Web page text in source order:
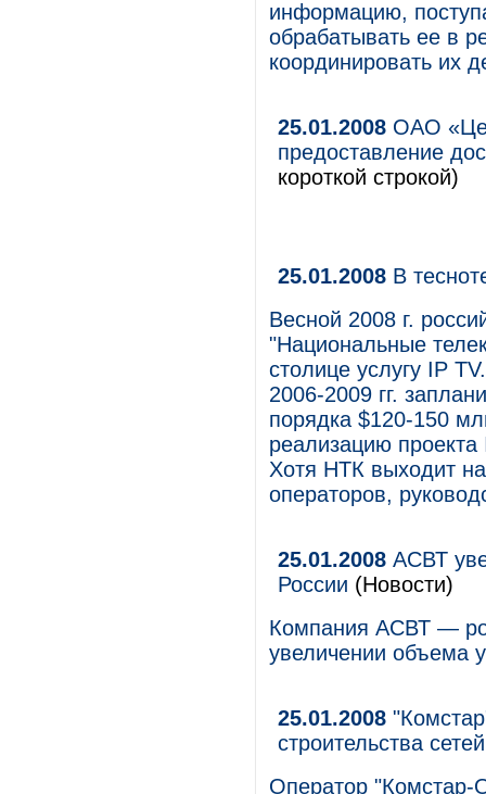
информацию,
обрабатывать ее в
координировать их
25.01.2008 ОАО
предоставление
короткой строкой)
25.01.2008 В
Весной 2008 г.
"Национальные
столице услугу IP
2006-2009 гг.
порядка $120-150
реализацию проекта
Хотя НТК выходит
операторов,
25.01.2008 АСВТ
России (Новости)
Компания АСВТ —
увеличении объема
25.01.2008
строительства сетей
Оператор "Комстар-